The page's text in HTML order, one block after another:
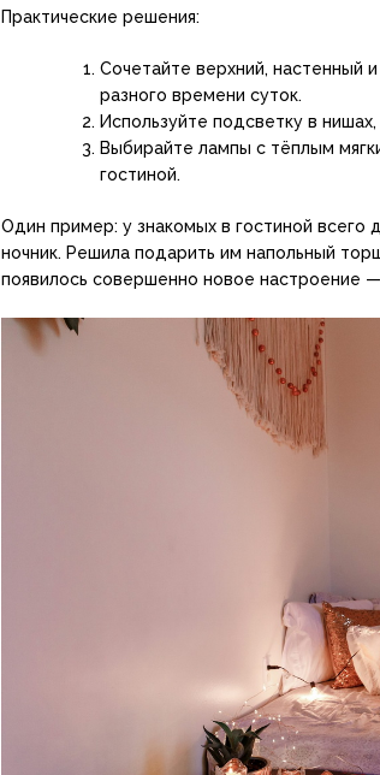
Практические решения:
Сочетайте верхний, настенный
разного времени суток.
Используйте подсветку в нишах,
Выбирайте лампы с тёплым
гостиной.
Один пример: у знакомых в гостиной всего
ночник. Решила подарить им напольный
появилось совершенно новое настроение